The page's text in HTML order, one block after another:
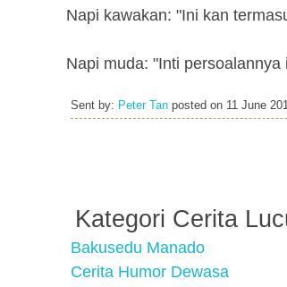
Napi kawakan: "Ini kan
Napi muda: "Inti
Sent by: Peter Tan posted on 11 June
Kategori Cerita
Bakusedu Manado
Cerita Humor Dewasa